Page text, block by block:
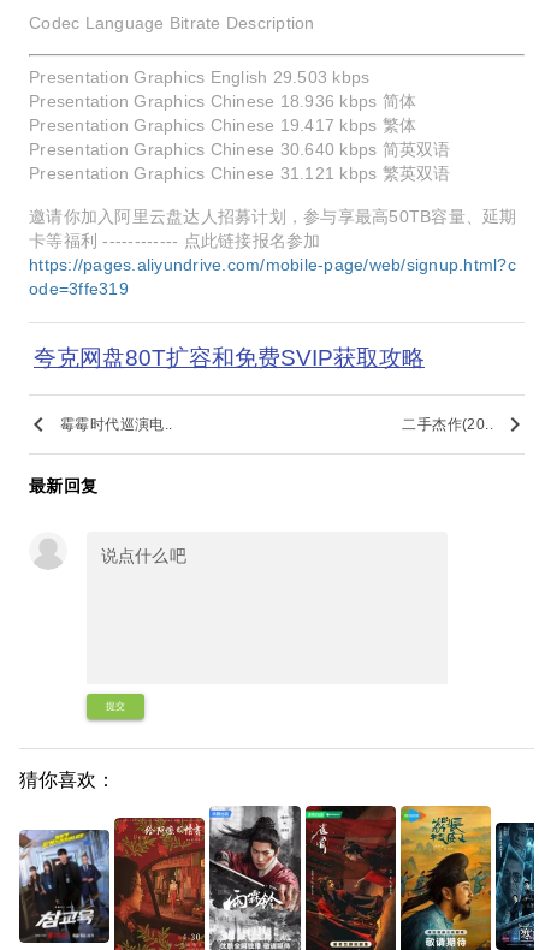
Codec Language Bitrate Description
Presentation Graphics English 29.503 kbps
Presentation Graphics Chinese 18.936 kbps 简体
Presentation Graphics Chinese 19.417 kbps 繁体
Presentation Graphics Chinese 30.640 kbps 简英双语
Presentation Graphics Chinese 31.121 kbps 繁英双语
邀请你加入阿里云盘达人招募计划，参与享最高50TB容量、延期
卡等福利 ------------ 点此链接报名参加
https://pages.aliyundrive.com/mobile-page/web/signup.html?c
ode=3ffe319
夸克网盘80T扩容和免费SVIP获取攻略
keyboard_arrow_left 霉霉时代巡演电.. 二手杰作(20.. keyboard_arrow_right
最新回复
提交
猜你喜欢：